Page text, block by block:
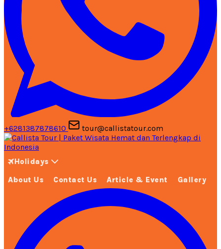
+6281387878610 tour@callistatour.com
Holidays
About Us Contact Us Article & Event Gallery